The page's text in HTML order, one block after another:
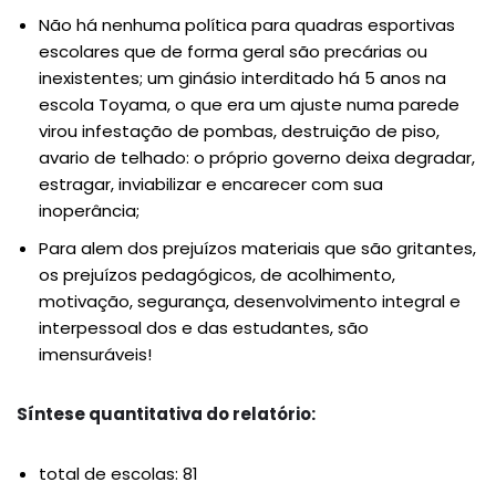
Não há nenhuma política para quadras esportivas
escolares que de forma geral são precárias ou
inexistentes; um ginásio interditado há 5 anos na
escola Toyama, o que era um ajuste numa parede
virou infestação de pombas, destruição de piso,
avario de telhado: o próprio governo deixa degradar,
estragar, inviabilizar e encarecer com sua
inoperância;
Para alem dos prejuízos materiais que são gritantes,
os prejuízos pedagógicos, de acolhimento,
motivação, segurança, desenvolvimento integral e
interpessoal dos e das estudantes, são
imensuráveis!
Síntese quantitativa do relatório:
total de escolas: 81